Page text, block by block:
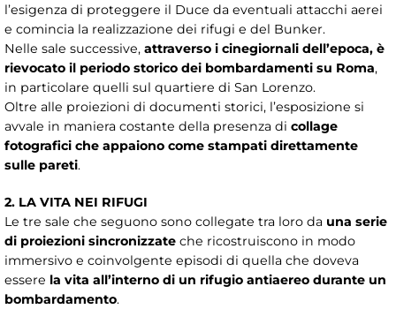
l’esigenza di proteggere il Duce da eventuali attacchi aerei
e comincia la realizzazione dei rifugi e del Bunker.
Nelle sale successive, attraverso i cinegiornali dell’epoca, è
rievocato il periodo storico dei bombardamenti su Roma,
in particolare quelli sul quartiere di San Lorenzo.
Oltre alle proiezioni di documenti storici, l’esposizione si
avvale in maniera costante della presenza di collage
fotografici che appaiono come stampati direttamente
sulle pareti.
2. LA VITA NEI RIFUGI
Le tre sale che seguono sono collegate tra loro da una serie
di proiezioni sincronizzate che ricostruiscono in modo
immersivo e coinvolgente episodi di quella che doveva
essere la vita all’interno di un rifugio antiaereo durante un
bombardamento.